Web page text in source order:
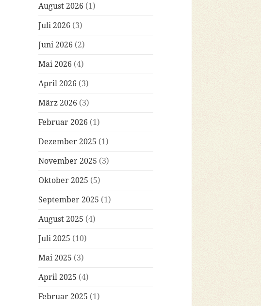
August 2026 (1)
Juli 2026 (3)
Juni 2026 (2)
Mai 2026 (4)
April 2026 (3)
März 2026 (3)
Februar 2026 (1)
Dezember 2025 (1)
November 2025 (3)
Oktober 2025 (5)
September 2025 (1)
August 2025 (4)
Juli 2025 (10)
Mai 2025 (3)
April 2025 (4)
Februar 2025 (1)